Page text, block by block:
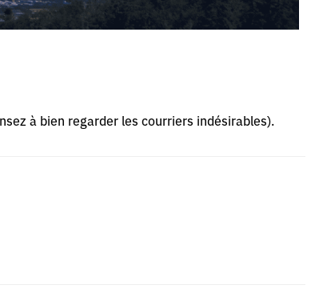
à bien regarder les courriers indésirables).